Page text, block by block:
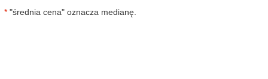
* "średnia cena" oznacza medianę.